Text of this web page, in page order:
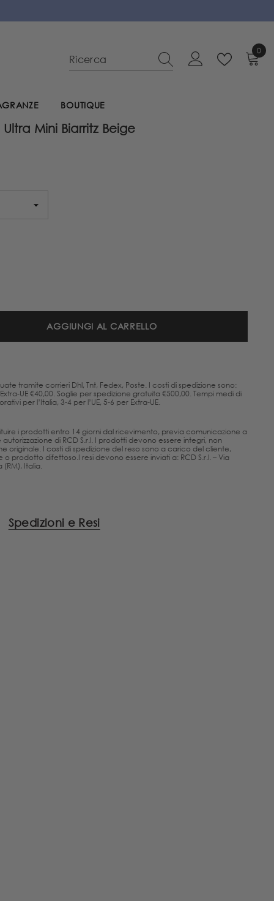
00
BOUTIQUE
Mini Biarritz Beige
AGGIUNGI AL CARRELLO
tramite corrieri Dhl, Tnt, Fedex, Poste. I costi di spedizione sono:
UE €40,00. Soglie per spedizione gratuita €500,00. Tempi medi di
per l’Italia, 3-4 per l’UE, 5-6 per Extra-UE.
i prodotti entro 14 giorni dal ricevimento, previa comunicazione a
di RCD S.r.l. I prodotti devono essere integri, non
originale. I costi di spedizione del reso sono a carico del cliente,
prodotto difettoso.I resi devono essere inviati a: RCD S.r.l. – Via
(RM), Italia.
Spedizioni e Resi